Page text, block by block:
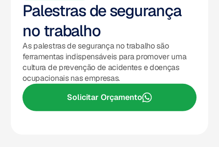
Palestras de segurança
no trabalho
As palestras de segurança no trabalho são
ferramentas indispensáveis para promover uma
cultura de prevenção de acidentes e doenças
ocupacionais nas empresas.
Solicitar Orçamento